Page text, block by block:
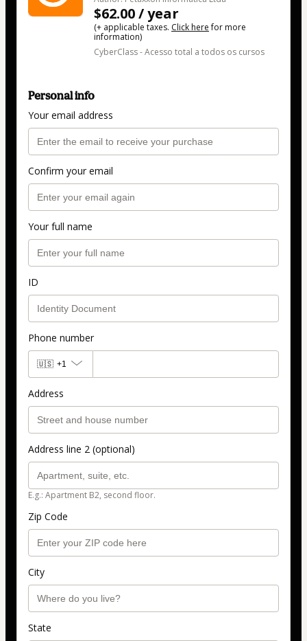
$62.00 / year
(+ applicable taxes. Click herefor more
information)
CyberClass - Acesso total a todos os cursos
Personal info
Your email address
Confirm your email
Your full name
ID
Phone number
🇺🇸 +1
Address
Address line 2 (optional)
E.g.: Apartment B2, second floor.
Zip Code
City
State